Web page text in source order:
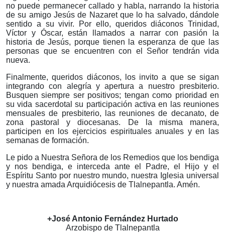
no puede permanecer callado y habla, narrando la historia
de su amigo Jesús de Nazaret que lo ha salvado, dándole
sentido a su vivir. Por ello, queridos diáconos Trinidad,
Víctor y Óscar, están llamados a narrar con pasión la
historia de Jesús, porque tienen la esperanza de que las
personas que se encuentren con el Señor tendrán vida
nueva.
Finalmente, queridos diáconos, los invito a que se sigan
integrando con alegría y apertura a nuestro presbiterio.
Busquen siempre ser positivos; tengan como prioridad en
su vida sacerdotal su participación activa en las reuniones
mensuales de presbiterio, las reuniones de decanato, de
zona pastoral y diocesanas. De la misma manera,
participen en los ejercicios espirituales anuales y en las
semanas de formación.
Le pido a Nuestra Señora de los Remedios que los bendiga
y nos bendiga, e interceda ante el Padre, el Hijo y el
Espíritu Santo por nuestro mundo, nuestra Iglesia universal
y nuestra amada Arquidiócesis de Tlalnepantla. Amén.
+José Antonio Fernández Hurtado
Arzobispo de Tlalnepantla